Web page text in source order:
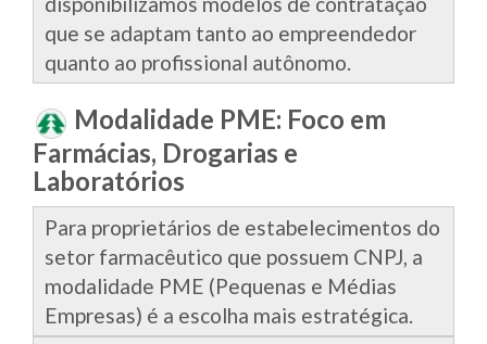
que se adaptam tanto ao empreendedor
quanto ao profissional autônomo.
Modalidade PME: Foco em
Farmácias, Drogarias e
Laboratórios
Para proprietários de estabelecimentos do
setor farmacêutico que possuem CNPJ, a
modalidade PME (Pequenas e Médias
Empresas) é a escolha mais estratégica.